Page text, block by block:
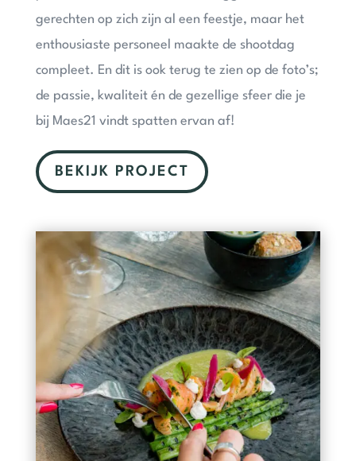
gerechten op zich zijn al een feestje, maar het
enthousiaste personeel maakte de shootdag
compleet. En dit is ook terug te zien op de foto’s;
de passie, kwaliteit én de gezellige sfeer die je
bij Maes21 vindt spatten ervan af!
BEKIJK PROJECT